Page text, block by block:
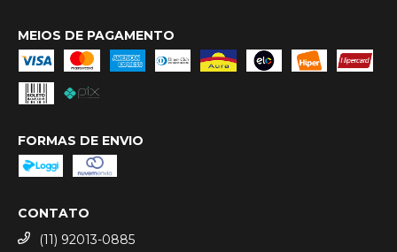
MEIOS DE PAGAMENTO
FORMAS DE ENVIO
CONTATO
(11) 92013-0885